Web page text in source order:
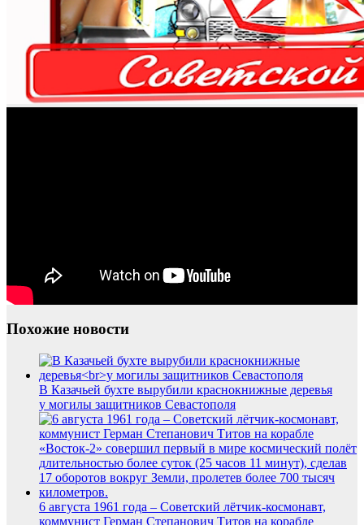
Похожие новости
В Казачьей бухте вырубили краснокнижные деревья
у могилы защитников Севастополя
6 августа 1961 года – Советский лётчик-космонавт,
коммунист Герман Степанович Титов на корабле